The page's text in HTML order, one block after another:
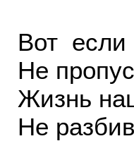
Вот если
Не
Жизнь
Не